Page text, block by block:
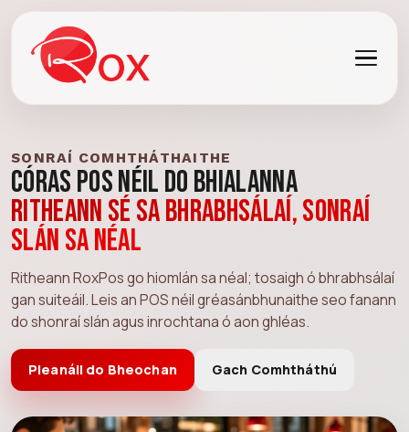
SONRAÍ COMHTHÁTHAITHE
Córas POS Néil do Bhialanna
Ritheann sé sa bhrabhsálaí, sonraí
slán sa néal
Ritheann RoxPos go hiomlán sa néal; tosaigh ó bhrabhsálaí
gan suiteáil. Leis an POS néil gréasánbhunaithe seo fanann
do shonraí slán agus inrochtana ó aon ghléas.
Pleanáil do Bheochan Gach Comhtháthú